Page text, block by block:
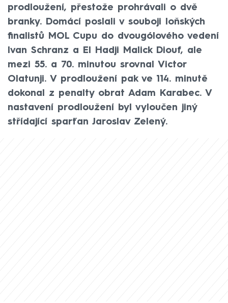
prodloužení, přestože prohrávali o dvě
branky. Domácí poslali v souboji loňských
finalistů MOL Cupu do dvougólového vedení
Ivan Schranz a El Hadji Malick Diouf, ale
mezi 55. a 70. minutou srovnal Victor
Olatunji. V prodloužení pak ve 114. minutě
dokonal z penalty obrat Adam Karabec. V
nastavení prodloužení byl vyloučen jiný
střídající sparťan Jaroslav Zelený.